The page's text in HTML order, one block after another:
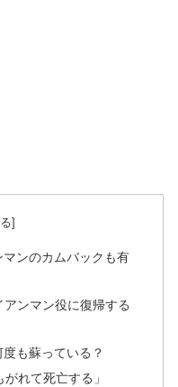
ンのカムバックも有
ンマン役に復帰する
も蘇っている？
れて死亡する」